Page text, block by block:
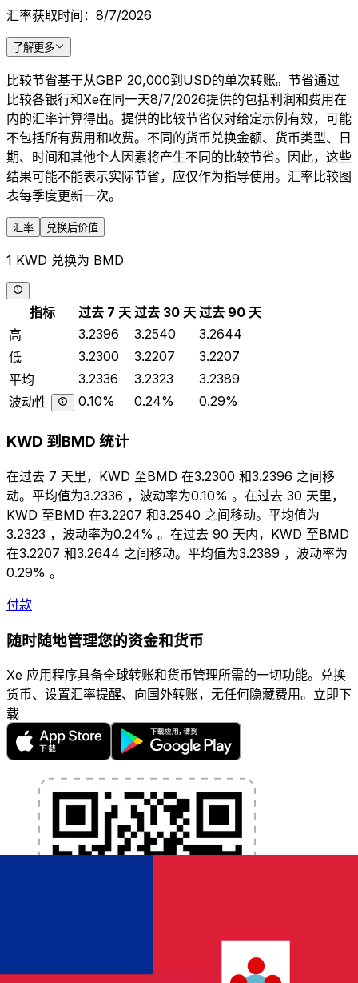
汇率获取时间：8/7/2026
了解更多
比较节省基于从GBP 20,000到USD的单次转账。节省通过
比较各银行和Xe在同一天8/7/2026提供的包括利润和费用在
内的汇率计算得出。提供的比较节省仅对给定示例有效，可能
不包括所有费用和收费。不同的货币兑换金额、货币类型、日
期、时间和其他个人因素将产生不同的比较节省。因此，这些
结果可能不能表示实际节省，应仅作为指导使用。汇率比较图
表每季度更新一次。
汇率 兑换后价值
1 KWD 兑换为 BMD
指标 过去 7 天 过去 30 天 过去 90 天
高
3.2396 3.2540
3.2644
低
3.2300 3.2207
3.2207
平均
3.2336 3.2323
3.2389
波动性
0.10% 0.24% 0.29%
KWD 到BMD 统计
在过去 7 天里，KWD 至BMD 在3.2300 和3.2396 之间移
动。平均值为3.2336 ，波动率为0.10% 。在过去 30 天里，
KWD 至BMD 在3.2207 和3.2540 之间移动。平均值为
3.2323 ，波动率为0.24% 。在过去 90 天内，KWD 至BMD
在3.2207 和3.2644 之间移动。平均值为3.2389 ，波动率为
0.29% 。
付款
随时随地管理您的资金和货币
Xe 应用程序具备全球转账和货币管理所需的一切功能。兑换
货币、设置汇率提醒、向国外转账，无任何隐藏费用。立即下
载